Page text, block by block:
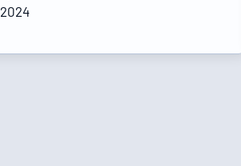
2024